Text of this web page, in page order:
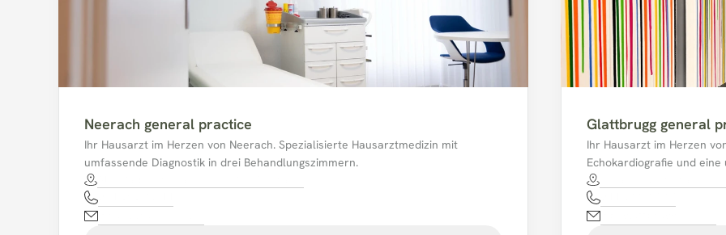
Neerach general practice
Ihr Hausarzt im Herzen von Neerach. Spezialisierte Hausarztmedizin mit
umfassende Diagnostik in drei Behandlungszimmern.
Glattbrugg general
Ihr Hausarzt im Herzen
Echokardiografie und